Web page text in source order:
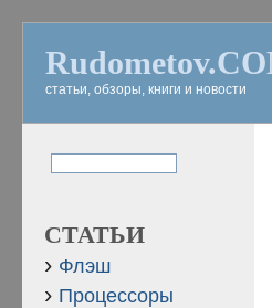
статьи, обзоры, книги и новости
СТАТЬИ
Флэш
Процессоры